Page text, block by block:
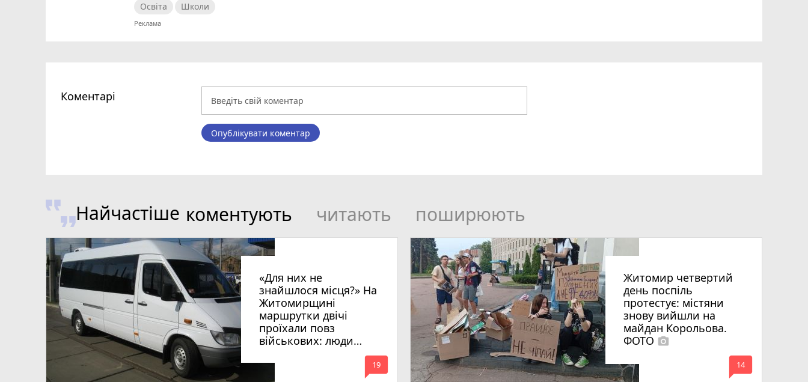
Освіта Школи
Коментарі
Опублікувати коментар
Найчастіше коментують читають поширюють
«Для них не
знайшлося місця?» На
Житомирщині
маршрутки двічі
проїхали повз
військових: люди
вимагають покарати
винних
mode_comment
19
Житомир четвертий
день поспіль
протестує: містяни
знову вийшли на
майдан Корольова.
ФОТО photo_camera
mode_comment
14